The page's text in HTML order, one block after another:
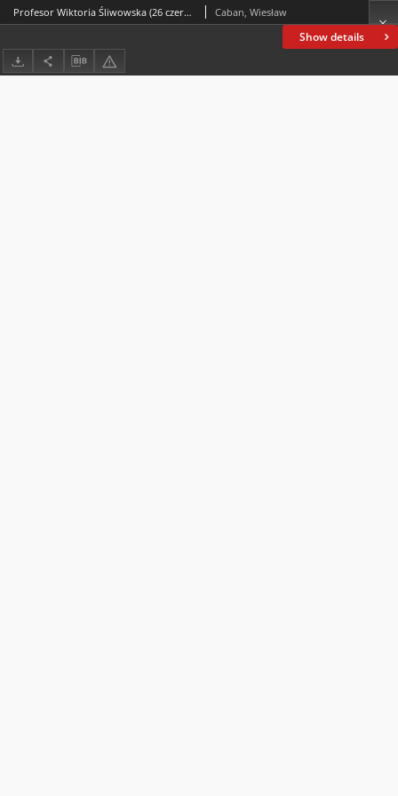
Show details
Profesor Wiktoria Śliwowska (26 czerwca 1931 – 27 grudnia 2021) Caban, Wiesław